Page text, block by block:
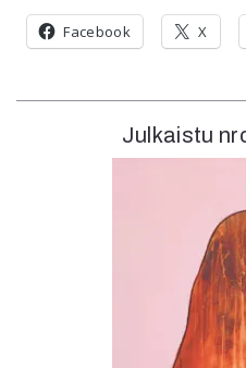
Julkaistu
Facebook X